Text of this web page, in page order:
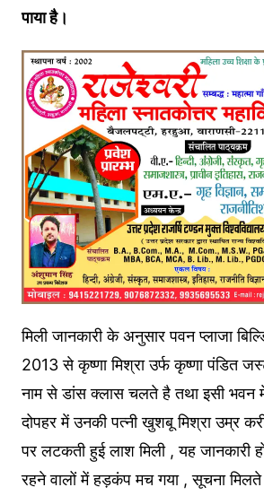
पाया है।
मिली जानकारी के अनुसार पवन प्लाजा
2013 से कृष्णा मिश्रा उर्फ कृष्णा पंडित
नाम से डांस क्लास चलते है तथा इसी
दोपहर में उनकी पत्नी खुशबू मिश्रा उम्र
पर लटकती हुई लाश मिली , यह जानकारी
रहने वालों में हड़कंप मच गया , सूचना